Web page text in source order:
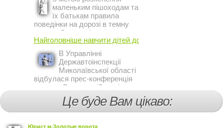
Украине Жером Ваше.
маленьким пішоходам та
їх батькам правила
поведінки на дорозі в темну
пору доби, працівники сектору
профілактичної роботи відділу
ДАІ з обслуговування міста
Кривий Ріг провели ...
Найголовніше навчити дітей дотримуватися ...
В Управлінні
Державтоінспекції
Миколаївської області
відбулася прес-конференція
на тему Стан аварійності за
участю, з вини дітей і
пішоходів.Це буде Вам цікаво:
Юрист м.Золотые ворота